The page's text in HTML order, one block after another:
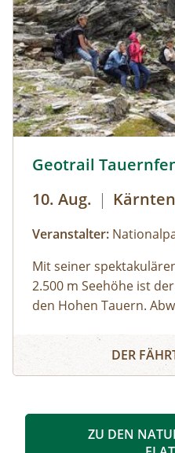
Geotrail
10. Aug. | Kärnten
Veranstalter:
Mit seiner
2.500 m Seehöhe ist
den Hohen Tauern.
Gesteinswelt der
sonst zeigt sich die
Naturwunder!
Geotrail Tauernfenster
DER
ZU DEN